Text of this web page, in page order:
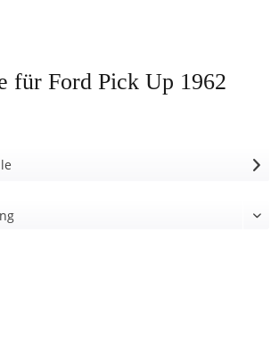
für Ford Pick Up 1962